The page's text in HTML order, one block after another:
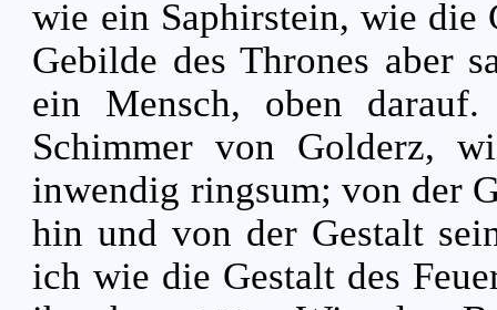
wie ein Saphirstein, wie die
Gebilde des Thrones aber
ein Mensch, oben
Schimmer von Golderz,
inwendig ringsum; von der
hin und von der Gestalt
ich wie die Gestalt des